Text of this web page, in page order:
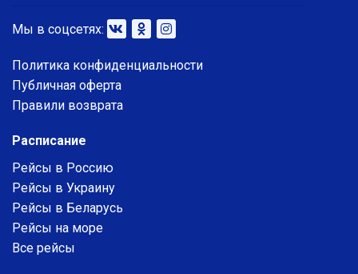
Мы в соцсетях:
Политика конфиденциальности
Публичная оферта
Правили возврата
Расписание
Рейсы в Россию
Рейсы в Украину
Рейсы в Беларусь
Рейсы на море
Все рейсы